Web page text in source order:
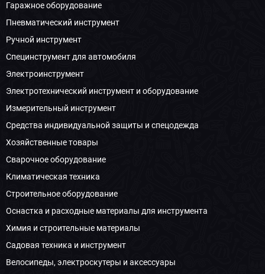
Гаражное оборудование
Пневматический инструмент
Ручной инструмент
Специнструмент для автомобиля
Электроинструмент
Электротехнический инструмент и оборудование
Измерительный инструмент
Средства индивидуальной защиты и спецодежда
Хозяйственные товары
Сварочное оборудование
Климатическая техника
Строительное оборудование
Оснастка и расходные материалы для инструмента
Химия и строительные материалы
Садовая техника и инструмент
Велосипеды, электроскутеры и аксессуары